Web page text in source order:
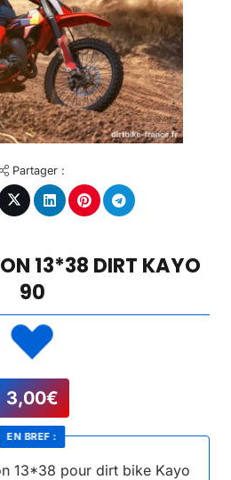
Partager :
13*38 DIRT KAYO
90
3,00€
13*38 pour dirt bike Kayo
EN BREF :